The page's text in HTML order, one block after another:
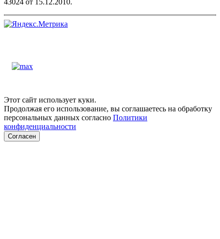
43024 от 15.12.2010.
Этот сайт использует куки.
Продолжая его использование, вы соглашаетесь на обработку
персональных данных согласно Политики
конфиденциальности
Согласен